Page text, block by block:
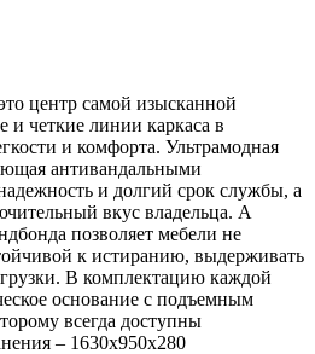
центр самой изысканной
и четкие линии каркаса в
и комфорта. Ультрамодная
антивандальными
и долгий срок службы, а
вкус владельца. А
позволяет мебели не
к истиранию, выдерживать
В комплектацию каждой
основание с подъемным
всегда доступны
– 1630х950х280